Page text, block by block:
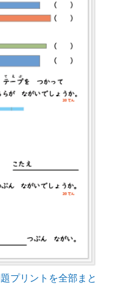
プリントを全部まと